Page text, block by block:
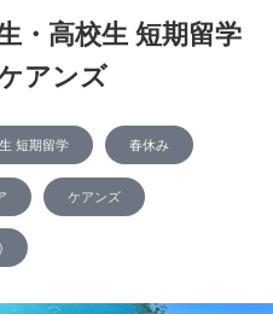
・高校生 短期留学
アンズ
短期留学 春休み
ケアンズ